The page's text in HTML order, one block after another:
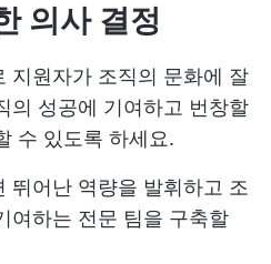
의사 결정
지원자가 조직의 문화에 잘
의 성공에 기여하고 번창할
수 있도록 하세요.
뛰어난 역량을 발휘하고 조
여하는 전문 팀을 구축할